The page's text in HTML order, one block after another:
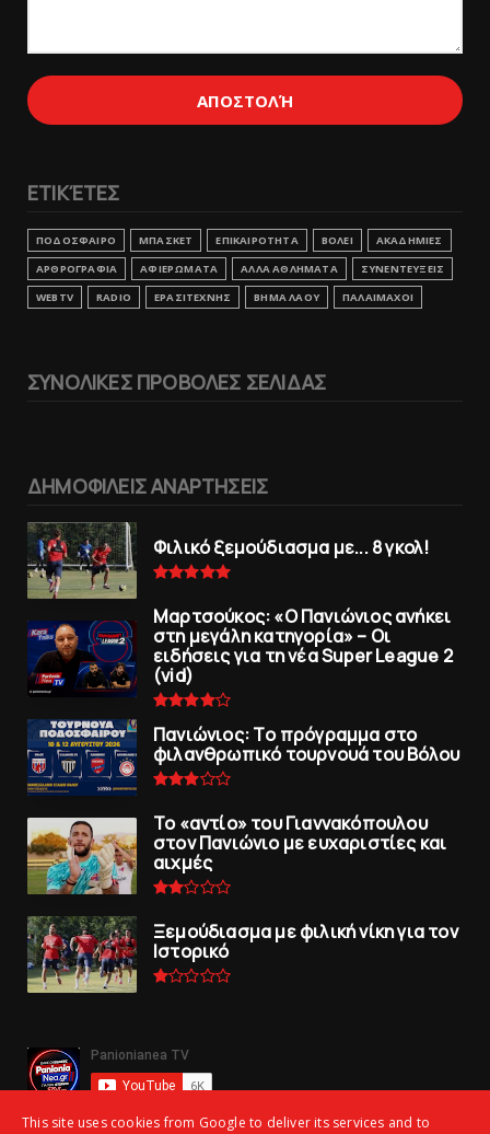
ΕΤΙΚΈΤΕΣ
ΠΟΔΟΣΦΑΙΡΟ ΜΠΑΣΚΕΤ ΕΠΙΚΑΙΡΟΤΗΤΑ ΒΟΛΕΙ
ΑΚΑΔΗΜΙΕΣ
ΑΡΘΡΟΓΡΑΦΙΑ
ΑΦΙΕΡΩΜΑΤΑ ΑΛΛΑ ΑΘΛΗΜΑΤΑ
ΣΥΝΕΝΤΕΥΞΕΙΣ
WEBTV
RADIO ΕΡΑΣΙΤΕΧΝΗΣ ΒΗΜΑ ΛΑΟΥ ΠΑΛΑΙΜΑΧΟΙ
ΣΥΝΟΛΙΚΕΣ ΠΡΟΒΟΛΕΣ ΣΕΛΙΔΑΣ
ΔΗΜΟΦΙΛΕΙΣ ΑΝΑΡΤΗΣΕΙΣ
Φιλικό ξεμούδιασμα με... 8 γκολ!
Μαρτσούκος: «Ο Πανιώνιος ανήκει
στη μεγάλη κατηγορία» – Οι
ειδήσεις για τη νέα Super League 2
(vid)
Πανιώνιoς: Tο πρόγραμμα στο
φιλανθρωπικό τουρνουά του Bόλου
To «αντίο» του Γιαννακόπουλου
στον Πανιώνιο με ευχαριστίες και
αιχμές
Ξεμούδιασμα με φιλική νίκη για τoν
Iστορικό
This site uses cookies from Google to deliver its services and to